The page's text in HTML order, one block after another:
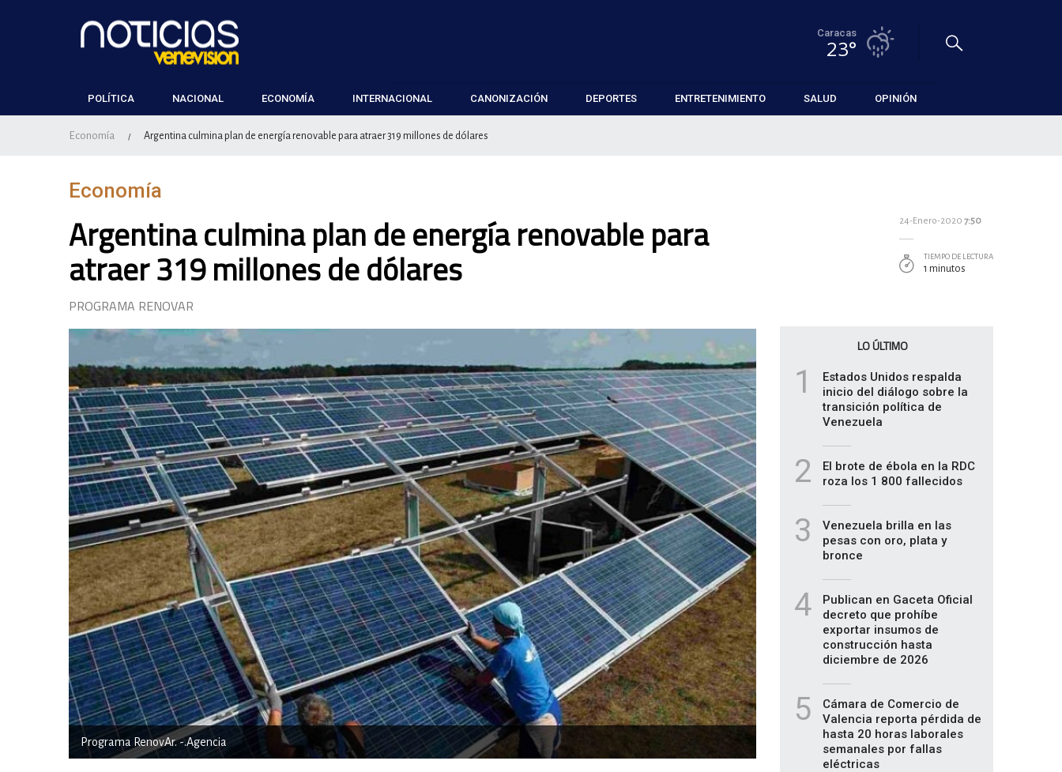
Caracas
23°
POLÍTICA NACIONAL ECONOMÍA INTERNACIONAL CANONIZACIÓN DEPORTES ENTRETENIMIENTO SALUD OPINIÓN
Economía / Argentina culmina plan de energía renovable para atraer 319 millones de dólares
Economía
Argentina culmina plan de energía renovable para
atraer 319 millones de dólares
PROGRAMA RENOVAR
Programa RenovAr. -.Agencia
24-Enero-2020 7:50
TIEMPO DE LECTURA
1 minutos
LO ÚLTIMO
1
Estados Unidos respalda
inicio del diálogo sobre la
transición política de
Venezuela
2
El brote de ébola en la RDC
roza los 1 800 fallecidos
3
Venezuela brilla en las
pesas con oro, plata y
bronce
4
Publican en Gaceta Oficial
decreto que prohíbe
exportar insumos de
construcción hasta
diciembre de 2026
5
Cámara de Comercio de
Valencia reporta pérdida de
hasta 20 horas laborales
semanales por fallas
eléctricas